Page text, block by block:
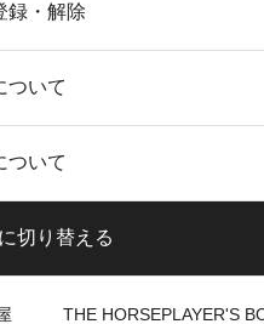
録・解除
ついて
ついて
切り替える
THE HORSEPLAYER'S